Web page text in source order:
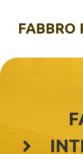
contenuto
FABBRO